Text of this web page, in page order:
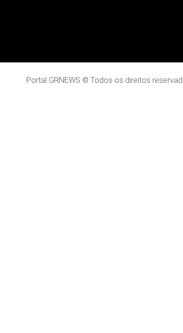
Portal GRNEWS © Todos os direitos